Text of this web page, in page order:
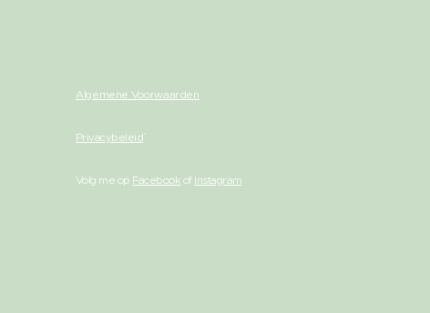
Algemene Voorwaarden
Privacybeleid
Volg me op Facebook of Instagram